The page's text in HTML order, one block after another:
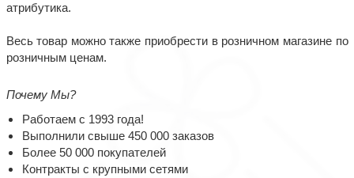
атрибутика.
Весь товар можно также приобрести в розничном магазине по
розничным ценам.
Почему Мы?
Работаем с 1993 года!
Выполнили свыше 450 000 заказов
Более 50 000 покупателей
Контракты с крупными сетями